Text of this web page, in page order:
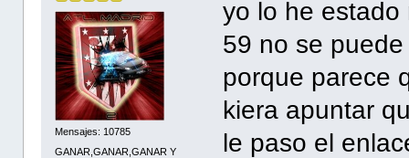
Mensajes: 10785
GANAR,GANAR,GANAR Y
yo lo he estado
59 no se
porque parece
kiera apuntar
le paso el